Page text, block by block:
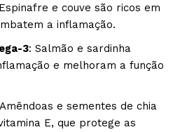
e couve são ricos em
a inflamação.
3: Salmão e sardinha
e melhoram a função
e sementes de chia
E, que protege as